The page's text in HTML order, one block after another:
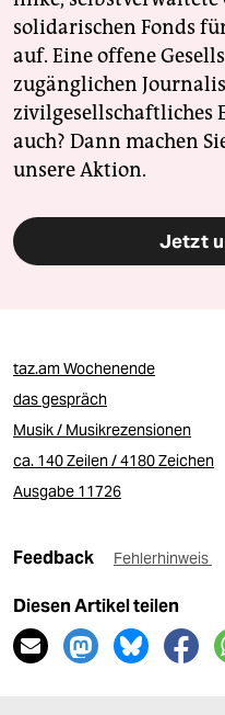
solidarischen Fonds
auf. Eine offene
zugänglichen
zivilgesellschaftliches
auch? Dann machen
unsere Aktion.
Jetzt
taz.am Wochenende
das gespräch
Musik / Musikrezensionen
ca. 140 Zeilen / 4180 Zeichen
Ausgabe 11726
Feedback Fehlerhinweis
Diesen Artikel teilen